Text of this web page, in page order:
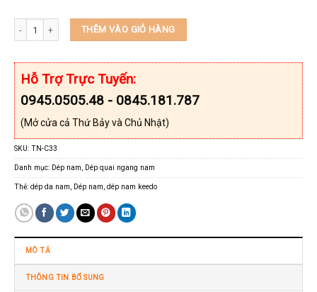
Dép da nam 3 quai thương hiệu KEEDO TN-C33 số lượng
THÊM VÀO GIỎ HÀNG
Hỗ Trợ Trực Tuyến:
0945.0505.48 - 0845.181.787
(Mở cửa cả Thứ Bảy và Chủ Nhật)
SKU: TN-C33
Danh mục: Dép nam Dép quai ngang nam
Thẻ: dép da nam Dép nam dép nam keedo
MÔ TẢ
THÔNG TIN BỔ SUNG